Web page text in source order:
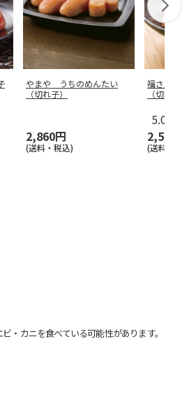
やまや うちのめんたい
（切れ子）
2,860円
(送料・税込)
福さ屋 辛
（切れバラ
5.0
2,590円
(送料・税込)
カニを食べている可能性があります。